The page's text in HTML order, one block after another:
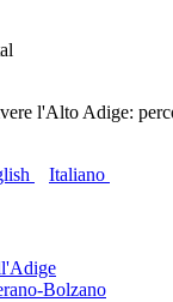
l'Alto Adige:
Italiano
Bolzano